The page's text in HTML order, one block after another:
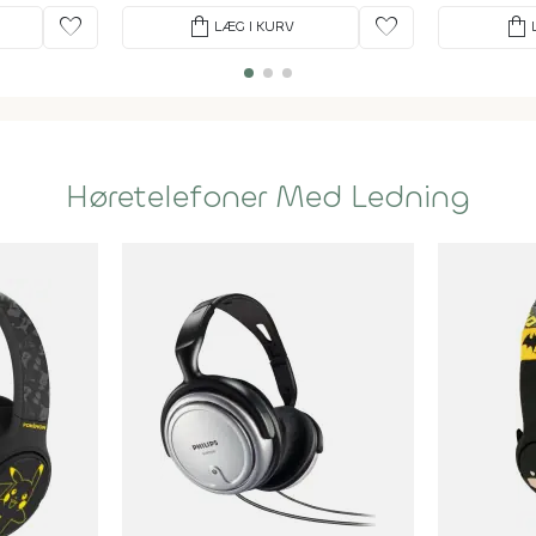
favorite shopping_bag LÆG I KURV favorite shopping_bag
Høretelefoner Med Ledning